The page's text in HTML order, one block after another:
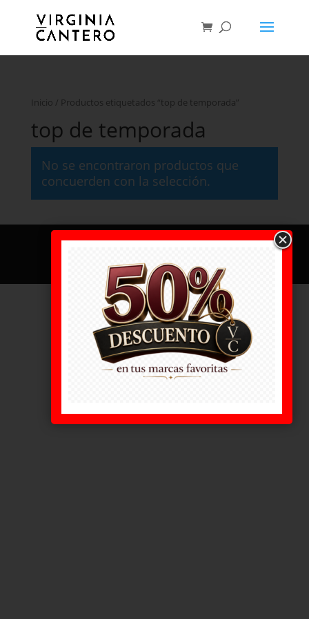
Inicio / Productos etiquetados “top de temporada”
top de temporada
No se encontraron productos que
concuerden con la selección.
© Virginia Cantero 2022